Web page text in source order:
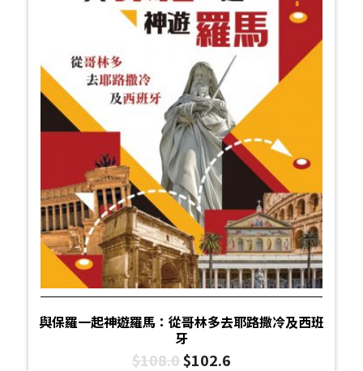
與保羅一起神遊羅馬：從哥林多去耶路撒冷及西班
牙
$108.0$102.6